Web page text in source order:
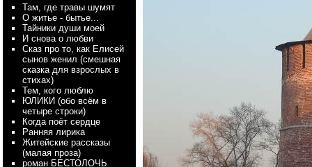
Там, где травы шумят
О житье - бытье...
Тайники души моей
И снова о любви
Сказ про то, как Елисей
сынов женил (смешная
сказка для взрослых в
стихах)
Тем, кого люблю
ЮЛИКИ (обо всём в
четыре строки)
Когда поёт сердце
Ранняя лирика
Житейские рассказы
(малая проза)
роман БЕСТОЛОЧЬ